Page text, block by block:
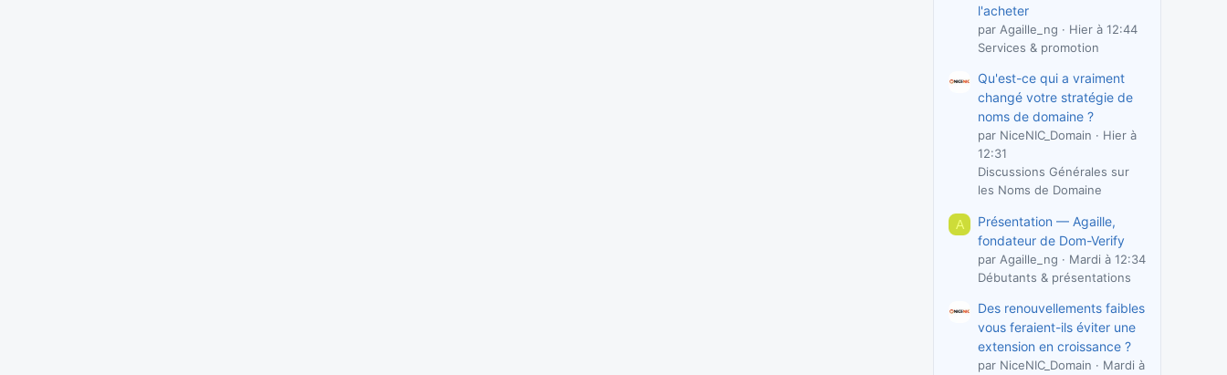
l'acheter
par Agaille_ng
Hier à 12:44
Services & promotion
Qu'est-ce qui a vraiment
changé votre stratégie de
noms de domaine ?
par NiceNIC_Domain
Hier à
12:31
Discussions Générales sur
les Noms de Domaine
A
Présentation — Agaille,
fondateur de Dom-Verify
par Agaille_ng
Mardi à 12:34
Débutants & présentations
Des renouvellements faibles
vous feraient-ils éviter une
extension en croissance ?
par NiceNIC_Domain
Mardi à